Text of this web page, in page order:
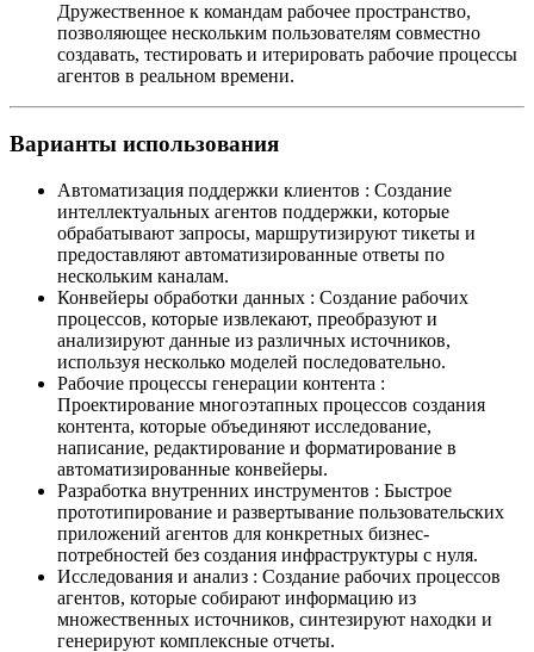
Дружественное к командам рабочее пространство,
позволяющее нескольким пользователям совместно
создавать, тестировать и итерировать рабочие процессы
агентов в реальном времени.
Варианты использования
Автоматизация поддержки клиентов : Создание
интеллектуальных агентов поддержки, которые
обрабатывают запросы, маршрутизируют тикеты и
предоставляют автоматизированные ответы по
нескольким каналам.
Конвейеры обработки данных : Создание рабочих
процессов, которые извлекают, преобразуют и
анализируют данные из различных источников,
используя несколько моделей последовательно.
Рабочие процессы генерации контента :
Проектирование многоэтапных процессов создания
контента, которые объединяют исследование,
написание, редактирование и форматирование в
автоматизированные конвейеры.
Разработка внутренних инструментов : Быстрое
прототипирование и развертывание пользовательских
приложений агентов для конкретных бизнес-
потребностей без создания инфраструктуры с нуля.
Исследования и анализ : Создание рабочих процессов
агентов, которые собирают информацию из
множественных источников, синтезируют находки и
генерируют комплексные отчеты.